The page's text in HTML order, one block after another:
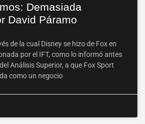
Demasiada
David Páramo
de la cual Disney se hizo de Fox en
por el IFT, como lo informó antes
Análisis Superior, a que Fox Sport
como un negocio